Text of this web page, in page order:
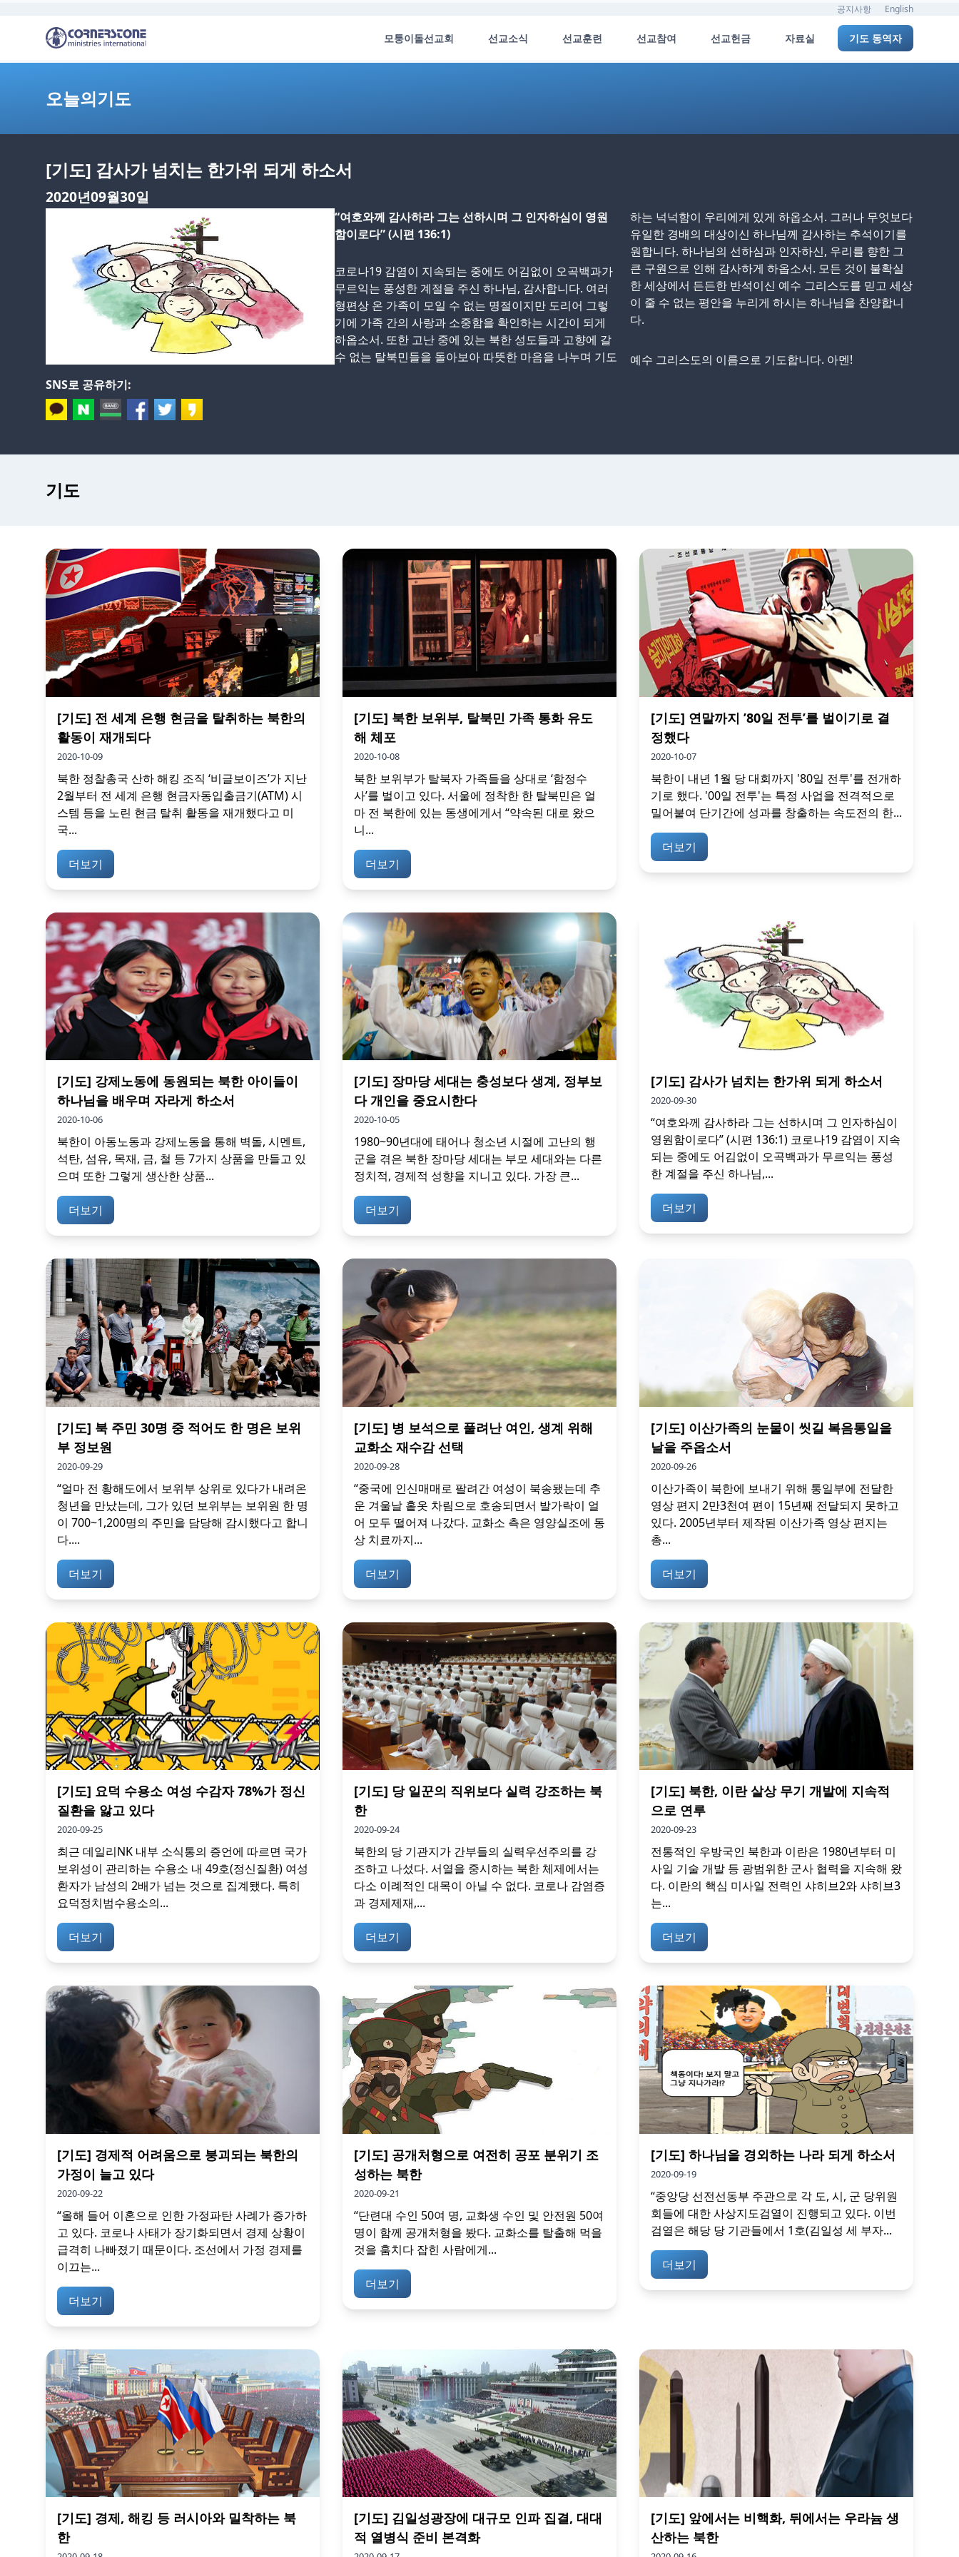
공지사항 English
모퉁이돌선교회 선교소식 선교훈련 선교참여 선교헌금 자료실 기도 동역자
오늘의기도
[기도] 감사가 넘치는 한가위 되게 하소서
2020년09월30일
SNS로 공유하기:
“여호와께 감사하라 그는 선하시며 그 인자하심이 영원
함이로다” (시편 136:1)
코로나19 감염이 지속되는 중에도 어김없이 오곡백과가
무르익는 풍성한 계절을 주신 하나님, 감사합니다. 여러
형편상 온 가족이 모일 수 없는 명절이지만 도리어 그렇
기에 가족 간의 사랑과 소중함을 확인하는 시간이 되게
하옵소서. 또한 고난 중에 있는 북한 성도들과 고향에 갈
수 없는 탈북민들을 돌아보아 따뜻한 마음을 나누며 기도
하는 넉넉함이 우리에게 있게 하옵소서. 그러나 무엇보다
유일한 경배의 대상이신 하나님께 감사하는 추석이기를
원합니다. 하나님의 선하심과 인자하신, 우리를 향한 그
큰 구원으로 인해 감사하게 하옵소서. 모든 것이 불확실
한 세상에서 든든한 반석이신 예수 그리스도를 믿고 세상
이 줄 수 없는 평안을 누리게 하시는 하나님을 찬양합니
다.
예수 그리스도의 이름으로 기도합니다. 아멘!
기도
[기도] 전 세계 은행 현금을 탈취하는 북한의
활동이 재개되다
2020-10-09
북한 정찰총국 산하 해킹 조직 ‘비글보이즈’가 지난
2월부터 전 세계 은행 현금자동입출금기(ATM) 시
스템 등을 노린 현금 탈취 활동을 재개했다고 미
국...
더보기
[기도] 북한 보위부, 탈북민 가족 통화 유도
해 체포
2020-10-08
북한 보위부가 탈북자 가족들을 상대로 ‘함정수
사’를 벌이고 있다. 서울에 정착한 한 탈북민은 얼
마 전 북한에 있는 동생에게서 “약속된 대로 왔으
니...
더보기
[기도] 연말까지 ’80일 전투’를 벌이기로 결
정했다
2020-10-07
북한이 내년 1월 당 대회까지 '80일 전투'를 전개하
기로 했다. '00일 전투'는 특정 사업을 전격적으로
밀어붙여 단기간에 성과를 창출하는 속도전의 한...
더보기
[기도] 강제노동에 동원되는 북한 아이들이
하나님을 배우며 자라게 하소서
2020-10-06
북한이 아동노동과 강제노동을 통해 벽돌, 시멘트,
석탄, 섬유, 목재, 금, 철 등 7가지 상품을 만들고 있
으며 또한 그렇게 생산한 상품...
더보기
[기도] 장마당 세대는 충성보다 생계, 정부보
다 개인을 중요시한다
2020-10-05
1980~90년대에 태어나 청소년 시절에 고난의 행
군을 겪은 북한 장마당 세대는 부모 세대와는 다른
정치적, 경제적 성향을 지니고 있다. 가장 큰...
더보기
[기도] 감사가 넘치는 한가위 되게 하소서
2020-09-30
“여호와께 감사하라 그는 선하시며 그 인자하심이
영원함이로다” (시편 136:1) 코로나19 감염이 지속
되는 중에도 어김없이 오곡백과가 무르익는 풍성
한 계절을 주신 하나님,...
더보기
[기도] 북 주민 30명 중 적어도 한 명은 보위
부 정보원
2020-09-29
“얼마 전 황해도에서 보위부 상위로 있다가 내려온
청년을 만났는데, 그가 있던 보위부는 보위원 한 명
이 700~1,200명의 주민을 담당해 감시했다고 합니
다....
더보기
[기도] 병 보석으로 풀려난 여인, 생계 위해
교화소 재수감 선택
2020-09-28
“중국에 인신매매로 팔려간 여성이 북송됐는데 추
운 겨울날 홑옷 차림으로 호송되면서 발가락이 얼
어 모두 떨어져 나갔다. 교화소 측은 영양실조에 동
상 치료까지...
더보기
[기도] 이산가족의 눈물이 씻길 복음통일을
날을 주옵소서
2020-09-26
이산가족이 북한에 보내기 위해 통일부에 전달한
영상 편지 2만3천여 편이 15년째 전달되지 못하고
있다. 2005년부터 제작된 이산가족 영상 편지는
총...
더보기
[기도] 요덕 수용소 여성 수감자 78%가 정신
질환을 앓고 있다
2020-09-25
최근 데일리NK 내부 소식통의 증언에 따르면 국가
보위성이 관리하는 수용소 내 49호(정신질환) 여성
환자가 남성의 2배가 넘는 것으로 집계됐다. 특히
요덕정치범수용소의...
더보기
[기도] 당 일꾼의 직위보다 실력 강조하는 북
한
2020-09-24
북한의 당 기관지가 간부들의 실력우선주의를 강
조하고 나섰다. 서열을 중시하는 북한 체제에서는
다소 이례적인 대목이 아닐 수 없다. 코로나 감염증
과 경제제재,...
더보기
[기도] 북한, 이란 살상 무기 개발에 지속적
으로 연루
2020-09-23
전통적인 우방국인 북한과 이란은 1980년부터 미
사일 기술 개발 등 광범위한 군사 협력을 지속해 왔
다. 이란의 핵심 미사일 전력인 샤히브2와 샤히브3
는...
더보기
[기도] 경제적 어려움으로 붕괴되는 북한의
가정이 늘고 있다
2020-09-22
“올해 들어 이혼으로 인한 가정파탄 사례가 증가하
고 있다. 코로나 사태가 장기화되면서 경제 상황이
급격히 나빠졌기 때문이다. 조선에서 가정 경제를
이끄는...
더보기
[기도] 공개처형으로 여전히 공포 분위기 조
성하는 북한
2020-09-21
“단련대 수인 50여 명, 교화생 수인 및 안전원 50여
명이 함께 공개처형을 봤다. 교화소를 탈출해 먹을
것을 훔치다 잡힌 사람에게...
더보기
[기도] 하나님을 경외하는 나라 되게 하소서
2020-09-19
“중앙당 선전선동부 주관으로 각 도, 시, 군 당위원
회들에 대한 사상지도검열이 진행되고 있다. 이번
검열은 해당 당 기관들에서 1호(김일성 세 부자...
더보기
[기도] 경제, 해킹 등 러시아와 밀착하는 북
한
[기도] 김일성광장에 대규모 인파 집결, 대대
적 열병식 준비 본격화
[기도] 앞에서는 비핵화, 뒤에서는 우라늄 생
산하는 북한